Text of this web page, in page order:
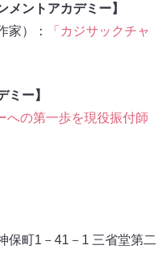
メントアカデミー】
家）：
「カジサックチャ
ミー】
への第一歩を現役振付師
保町1－41－1 三省堂第二